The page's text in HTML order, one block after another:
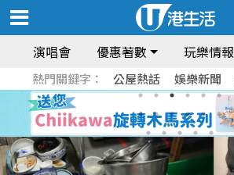
演唱會 優惠著數 玩樂情報
熱門關鍵字： 公屋熱話 娛樂新聞